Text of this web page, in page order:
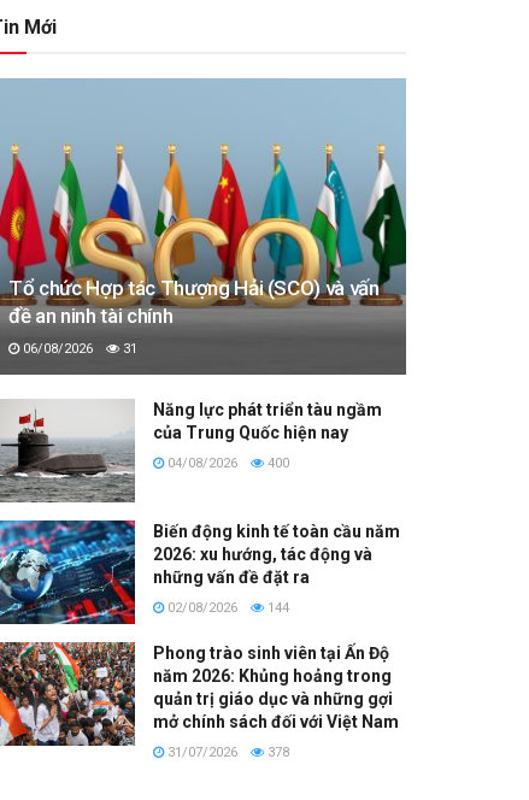
Mới
Tổ chức Hợp tác Thượng Hải (SCO) và vấn
đề an ninh tài chính
06/08/2026 31
Năng lực phát triển tàu ngầm
của Trung Quốc hiện nay
04/08/2026 400
Biến động kinh tế toàn cầu năm
2026: xu hướng, tác động và
những vấn đề đặt ra
02/08/2026 144
Phong trào sinh viên tại Ấn Độ
năm 2026: Khủng hoảng trong
quản trị giáo dục và những gợi
mở chính sách đối với Việt Nam
31/07/2026 378